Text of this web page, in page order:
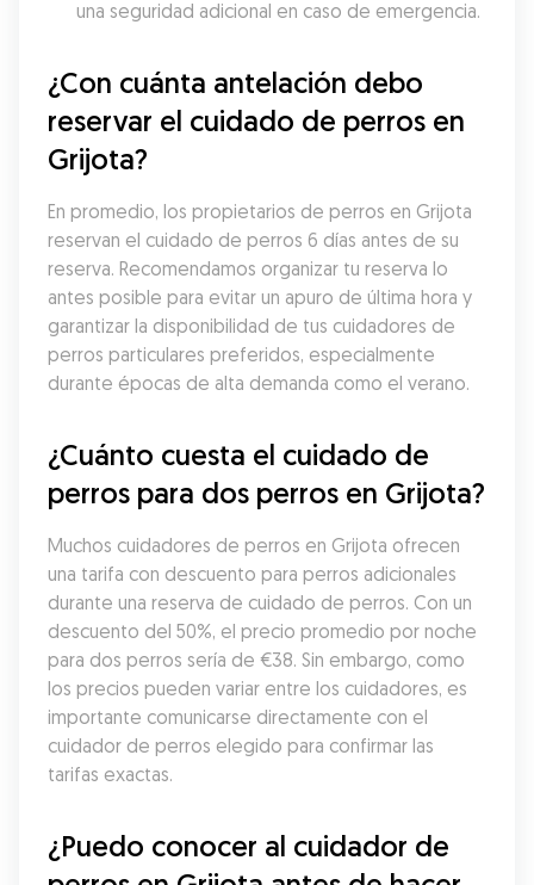
una seguridad adicional en caso de emergencia.
¿Con cuánta antelación debo
reservar el cuidado de perros en
Grijota?
En promedio, los propietarios de perros en Grijota
reservan el cuidado de perros 6 días antes de su
reserva. Recomendamos organizar tu reserva lo
antes posible para evitar un apuro de última hora y
garantizar la disponibilidad de tus cuidadores de
perros particulares preferidos, especialmente
durante épocas de alta demanda como el verano.
¿Cuánto cuesta el cuidado de
perros para dos perros en Grijota?
Muchos cuidadores de perros en Grijota ofrecen
una tarifa con descuento para perros adicionales
durante una reserva de cuidado de perros. Con un
descuento del 50%, el precio promedio por noche
para dos perros sería de €38. Sin embargo, como
los precios pueden variar entre los cuidadores, es
importante comunicarse directamente con el
cuidador de perros elegido para confirmar las
tarifas exactas.
¿Puedo conocer al cuidador de